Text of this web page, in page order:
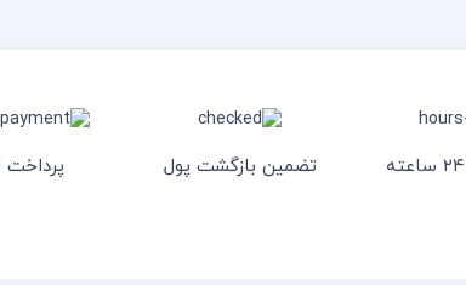
تضمین بازگشت پول پرداخت